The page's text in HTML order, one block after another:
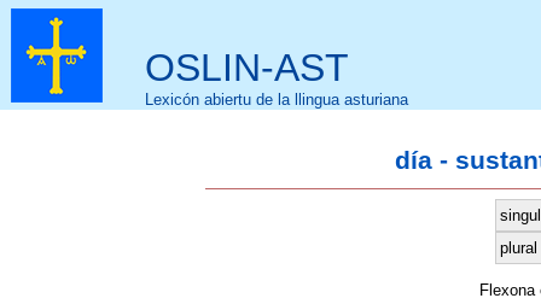
OSLIN-AST
Lexicón abiertu de la llingua asturiana
día -
plural